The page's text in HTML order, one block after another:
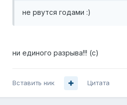
не рвутся годами :)
ни единого разрыва!!! (с)
Вставить ник Цитата